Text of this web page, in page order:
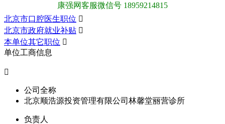
康强网客服微信号 18959214815
北京市口腔医生职位 
北京市政府就业补贴 
本单位其它职位 
单位工商信息

公司全称
北京顺浩源投资管理有限公司林馨堂丽营诊所
负责人